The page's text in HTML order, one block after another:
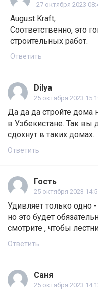
27 октября 2023
August Kraft,
Соответственно, это
строительных работ.
Ответить
Dilya
25 октября 2023
Да да да стройте дома
в Узбекистане. Так вы
сдохнут в таких домах.
Ответить
Гость
25 октября 2023
Удивляет только одно
но это будет
смотрите , чтобы
Ответить
Саня
25 октября 2023